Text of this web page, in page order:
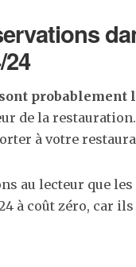
de la
à votre
au lecteur que
à coût zéro, car